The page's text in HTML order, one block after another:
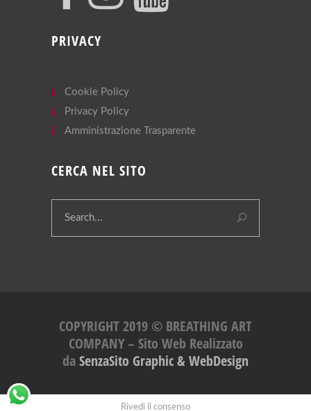
PRIVACY
Cookie Policy
Privacy Policy
Amministrazione Trasparente
CERCA NEL SITO
COPYRIGHT 2019 © BREATHING ART
COMPANY – Sito Web Realizzato
daSenzaSito Graphic & WebDesign
Rivedi il consenso